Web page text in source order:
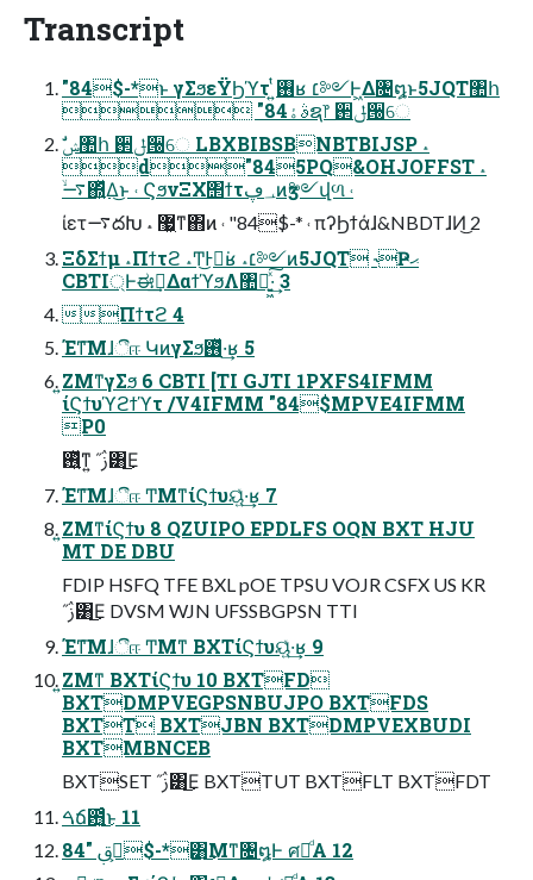
Transcript
"84$-*ͱ γΣϧεΫϦϓτ ͍ͭ࢖͏ʁ ׆༻Ͱ͖Δ৔໘ͱ5JQT঺հ
 "84ࣄۀຊ෦ ઒ݪ੐େ
d"845PQ&OHJOFFST ˔
࠷ۙ΍͍ͬͯΔ͜ͱ ˓ ϚϧνΞΧ΢ϯτ؀ڥͷӡ༻վળ ˓
ίετ࠷దԽ ˔ ޷͖ͳ΋ͷ ˓ "84$-* ˓ πʔϦϯάɺ&NBDTɺͶ͜ 2
ΞδΣϯμ ˔Πϯτϩ ˔Ͳ͜Ͱً͘ʁ ˔׆༻ͷ5JQT ˞Ҏޙ
CBTI্Ͱಈ࡞͢ΔαϯϓϧΛ঺հ͍͖ͯ͠·͢ 3
Πϯτϩ 4
Έͳ͞Μɺීஈ ԿͷγΣϧ࢖ͬͯ·͢ʁ 5
͍ΖΜͳγΣϧ 6 CBTI [TI GJTI 1PXFS4IFMM
ίϚϯυϓϩϯϓτ /V4IFMM "84$MPVE4IFMM
P0
࢖͍ͬͯͳ͍ ˝ࢲ͸͜Ε
Έͳ͞Μɺීஈ ͲΜͳίϚϯυୟ͍ͯ·͢ʁ 7
͍ΖΜͳίϚϯυ 8 QZUIPO EPDLFS OQN BXT HJU
MT DE DBU
FDIP HSFQ TFE BXL pOE TPSU VOJR CSFX US KR
˝ࢲ͸͜Ε DVSM WJN UFSSBGPSN TTI
Έͳ͞Μɺීஈ ͲΜͳ BXTίϚϯυୟ͍ͯ·͢ʁ 9
͍ΖΜͳ BXTίϚϯυ 10 BXTFD
BXTDMPVEGPSNBUJPO BXTFDS
BXTT BXTJBN BXTDMPVEXBUDI
BXTMBNCEB
BXTSET ˝ࢲ͸͜Ε BXTTUT BXTFLT BXTFDT
ࠓճ఻͍͑ͨ͜ͱ 11
ࢲ͕ࢥ͏ "84$-*͸͜Μͳ৔໘Ͱ ศརͩΑ 12